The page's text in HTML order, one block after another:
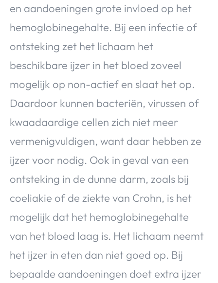
en aandoeningen grote invloed op het
hemoglobinegehalte. Bij een infectie of
ontsteking zet het lichaam het
beschikbare ijzer in het bloed zoveel
mogelijk op non-actief en slaat het op.
Daardoor kunnen bacteriën, virussen of
kwaadaardige cellen zich niet meer
vermenigvuldigen, want daar hebben ze
ijzer voor nodig. Ook in geval van een
ontsteking in de dunne darm, zoals bij
coeliakie of de ziekte van Crohn, is het
mogelijk dat het hemoglobinegehalte
van het bloed laag is. Het lichaam neemt
het ijzer in eten dan niet goed op. Bij
bepaalde aandoeningen doet extra ijzer